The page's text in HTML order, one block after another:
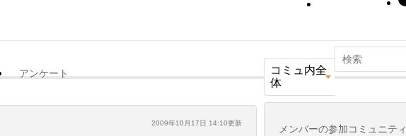
アンケート
コミュ内全
体
2009年10月17日 14:10更新
メンバーの参加コミュニティ